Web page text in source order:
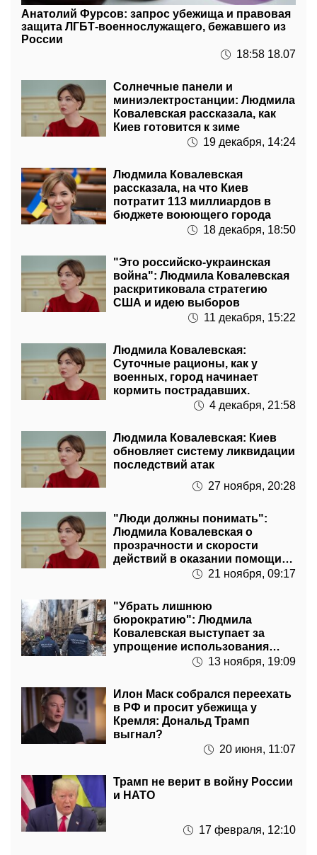
Анатолий Фурсов: запрос убежища и правовая
защита ЛГБТ-военнослужащего, бежавшего из
России
18:58 18.07
Солнечные панели и
миниэлектростанции: Людмила
Ковалевская рассказала, как
Киев готовится к зиме
19 декабря, 14:24
Людмила Ковалевская
рассказала, на что Киев
потратит 113 миллиардов в
бюджете воюющего города
18 декабря, 18:50
"Это российско-украинская
война": Людмила Ковалевская
раскритиковала стратегию
США и идею выборов
11 декабря, 15:22
Людмила Ковалевская:
Суточные рационы, как у
военных, город начинает
кормить пострадавших.
4 декабря, 21:58
Людмила Ковалевская: Киев
обновляет систему ликвидации
последствий атак
27 ноября, 20:28
"Люди должны понимать":
Людмила Ковалевская о
прозрачности и скорости
действий в оказании помощи
после обстрелов21 ноября, 09:17
"Убрать лишнюю
бюрократию": Людмила
Ковалевская выступает за
упрощение использования
депутатских фондов13 ноября, 19:09
Илон Маск собрался переехать
в РФ и просит убежища у
Кремля: Дональд Трамп
выгнал?
20 июня, 11:07
Трамп не верит в войну России
и НАТО
17 февраля, 12:10